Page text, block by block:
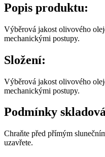
Popis produktu:
Výběrová jakost olivového
mechanickými postupy.
Složení:
Výběrová jakost olivového
mechanickými postupy.
Podmínky
Chraňte před přímým
uzavřete.